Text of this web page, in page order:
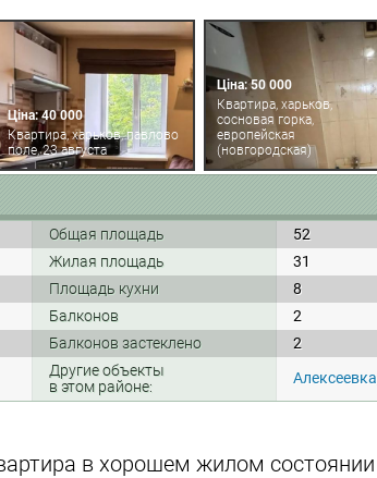
Ціна: 40 000
Квартира, харьков, павлово
поле, 23 августа
Ціна: 50 000
Квартира, харьков,
сосновая горка,
европейская
(новгородская)
Общая площадь
52
Жилая площадь
31
Площадь кухни
8
Балконов
2
Балконов застеклено
2
Другие объекты
в этом районе:
Алексеевка
в хорошем жилом состоянии